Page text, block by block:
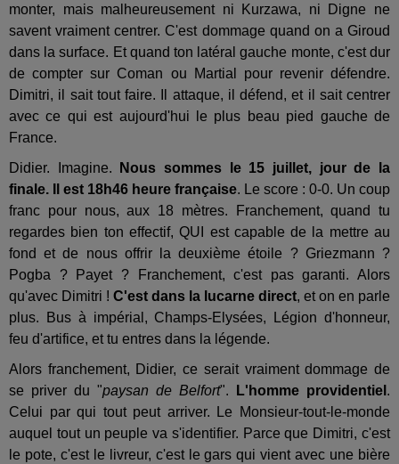
monter, mais malheureusement ni Kurzawa, ni Digne ne
savent vraiment centrer. C'est dommage quand on a Giroud
dans la surface. Et quand ton latéral gauche monte, c'est dur
de compter sur Coman ou Martial pour revenir défendre.
Dimitri, il sait tout faire. Il attaque, il défend, et il sait centrer
avec ce qui est aujourd'hui le plus beau pied gauche de
France.
Didier. Imagine.
Nous sommes le 15 juillet, jour de la
finale. Il est 18h46 heure française. Le score : 0-0. Un coup
franc pour nous, aux 18 mètres. Franchement, quand tu
regardes bien ton effectif, QUI est capable de la mettre au
fond et de nous offrir la deuxième étoile ? Griezmann ?
Pogba ? Payet ? Franchement, c'est pas garanti. Alors
qu'avec Dimitri ! C'est dans la lucarne direct, et on en parle
plus. Bus à impérial, Champs-Elysées, Légion d'honneur,
feu d'artifice, et tu entres dans la légende.
Alors franchement, Didier, ce serait vraiment dommage de
se priver du "paysan de Belfort". L'homme providentiel .
Celui par qui tout peut arriver. Le Monsieur-tout-le-monde
auquel tout un peuple va s'identifier. Parce que Dimitri, c'est
le pote, c'est le livreur, c'est le gars qui vient avec une bière